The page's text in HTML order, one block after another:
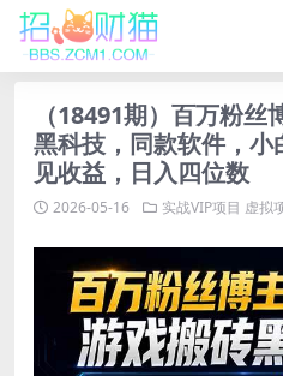
（18491期）百万粉
黑科技，同款软件，
见收益，日入四位数
2026-05-16 实战VIP项目 虚拟